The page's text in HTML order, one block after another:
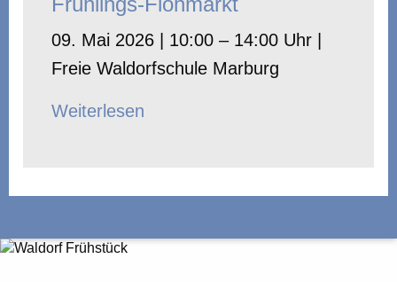
09. Mai 2026 | 10:00 – 14:00 Uhr |
Freie Waldorfschule Marburg
Weiterlesen